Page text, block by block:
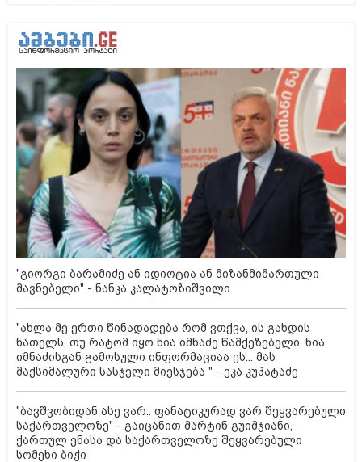
"გიორგი ბარამიძე ან იდიოტია ან მიზანმიმართული
მავნებელი" - ნანკა კალატოზიშვილი
"ახლა მე ერთი წინადადება რომ ვთქვა, ის გახდის
ნათელს, თუ რატომ იყო ნია იმნაძე წამქეზებელი, ნია
იმნაძისგან გამოსული ინფორმაციაა ეს... მას
მაქსიმალური სასჯელი მიესჯება " - ეკა კუპატაძე
"ბავშვობიდან ასე ვარ.. ფანატიკურად ვარ შეყვარებული
საქართველოზე" - გაიცანით მარტინ გუიმჯიანი,
ქართულ ენასა და საქართველოზე შეყვარებული
სომეხი ბიჭი